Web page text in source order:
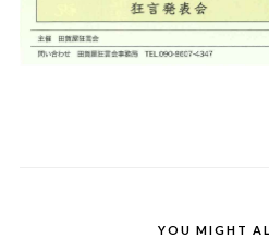
YOU MIGHT